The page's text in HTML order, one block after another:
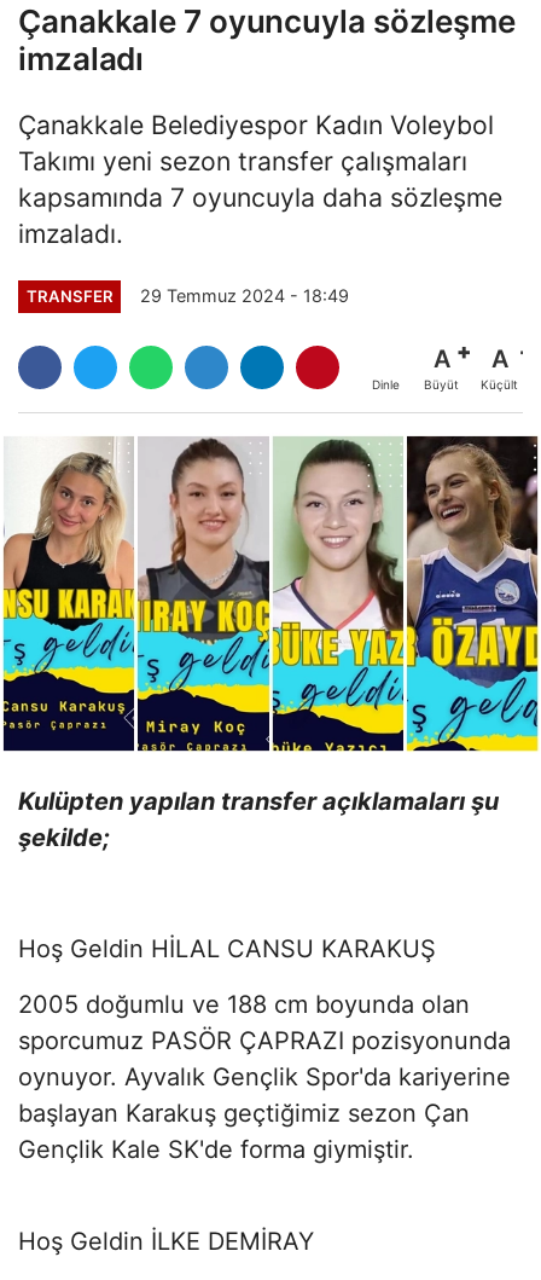
Çanakkale 7 oyuncuyla sözleşme
imzaladı
Çanakkale Belediyespor Kadın Voleybol
Takımı yeni sezon transfer çalışmaları
kapsamında 7 oyuncuyla daha sözleşme
imzaladı.
TRANSFER 29 Temmuz 2024 - 18:49
Dinle
A
Büyüt
A
Küçült
Kulüpten yapılan transfer açıklamaları şu
şekilde;
Hoş Geldin HİLAL CANSU KARAKUŞ
2005 doğumlu ve 188 cm boyunda olan
sporcumuz PASÖR ÇAPRAZI pozisyonunda
oynuyor. Ayvalık Gençlik Spor'da kariyerine
başlayan Karakuş geçtiğimiz sezon Çan
Gençlik Kale SK'de forma giymiştir.
Hoş Geldin İLKE DEMİRAY